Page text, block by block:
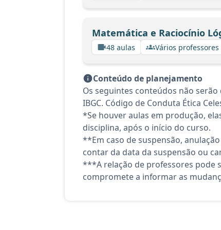
Matemática e Raciocínio
48 aulas Vários professores
Conteúdo de planejamento
Os seguintes conteúdos não
IBGC. Código de Conduta Ética
*Se houver aulas em produção,
disciplina, após o início do curso.
**Em caso de suspensão,
contar da data da suspensão ou
***A relação de professores pode
compromete a informar as